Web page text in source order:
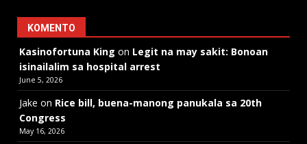
KOMENTO
Kasinofortuna King on Legit na may sakit: Bonoan
isinailalim sa hospital arrest
June 5, 2026
Jake on Rice bill, buena-manong panukala sa 20th
Congress
May 16, 2026